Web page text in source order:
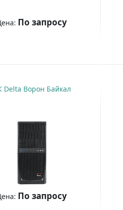
По запросу
Delta Ворон Байкал
По запросу